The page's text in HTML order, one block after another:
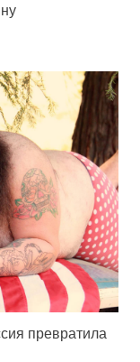
превратила